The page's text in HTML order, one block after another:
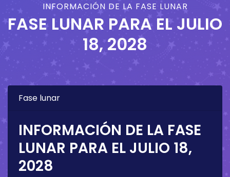
INFORMACIÓN DE LA FASE LUNAR
FASE LUNAR PARA EL JULIO
18, 2028
Fase lunar
INFORMACIÓN DE LA FASE
LUNAR PARA EL JULIO 18,
2028